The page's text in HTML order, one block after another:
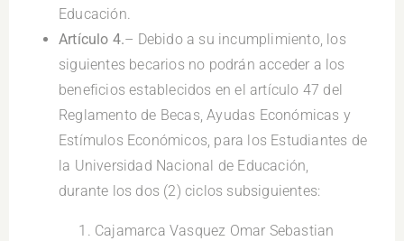
Educación.
Artículo 4.– Debido a su incumplimiento, los
siguientes becarios no podrán acceder a los
beneficios establecidos en el artículo 47 del
Reglamento de Becas, Ayudas Económicas y
Estímulos Económicos, para los Estudiantes de
la Universidad Nacional de Educación,
durante los dos (2) ciclos subsiguientes:
Cajamarca Vasquez Omar Sebastian